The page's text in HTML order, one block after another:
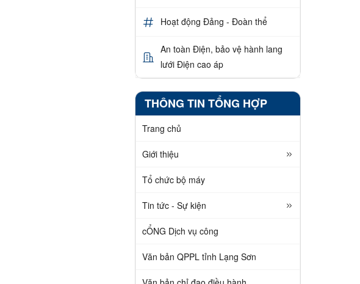
Hoạt động Đảng - Đoàn thể
An toàn Điện, bảo vệ hành lang
lưới Điện cao áp
THÔNG TIN TỔNG HỢP
Trang chủ
Giới thiệu
Tổ chức bộ máy
Tin tức - Sự kiện
cỔNG Dịch vụ công
Văn bản QPPL tỉnh Lạng Sơn